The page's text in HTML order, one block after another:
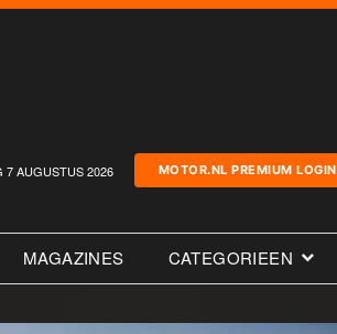
7 AUGUSTUS 2026 MOTOR.NL PREMIUM LOGIN
MAGAZINES CATEGORIEEN